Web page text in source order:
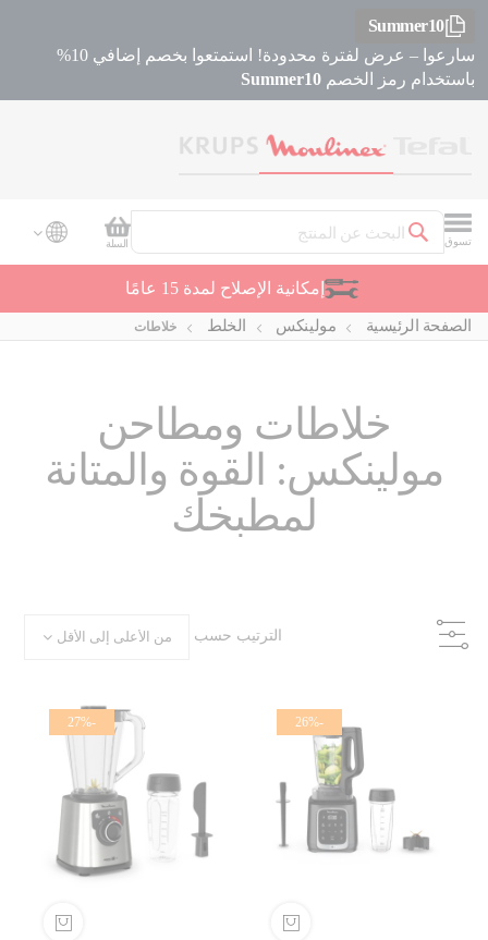
Summer10
سارعوا – عرض لفترة محدودة! استمتعوا بخصم إضافي 10%
باستخدام رمز الخصم Summer10
تسوق
بحث
سلة
السلة
إمكانية الإصلاح لمدة 15 عامًا
الصفحة الرئيسية مولينكس الخلط خلاطات
خلاطات ومطاحن
مولينكس: القوة والمتانة
لمطبخك
الترتيب حسب
-26%
-27%